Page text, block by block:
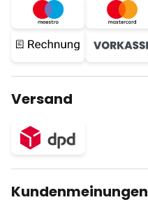
Versand
Kundenmeinungen